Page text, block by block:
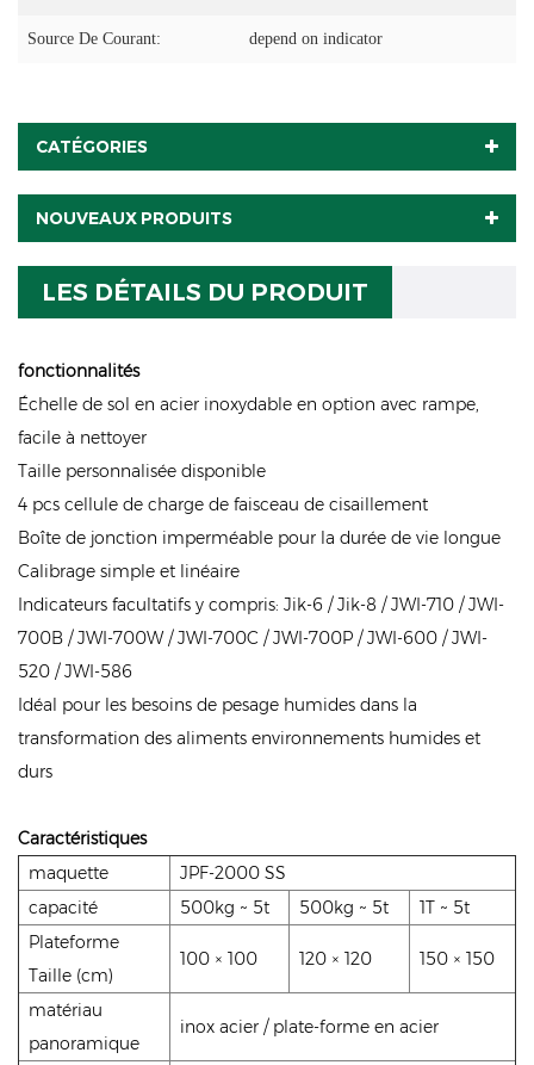
Source De Courant: depend on indicator
CATÉGORIES
NOUVEAUX PRODUITS
LES DÉTAILS DU PRODUIT
fonctionnalités
Échelle de sol en acier inoxydable en option avec rampe,
facile à nettoyer
Taille personnalisée disponible
4 pcs cellule de charge de faisceau de cisaillement
Boîte de jonction imperméable pour la durée de vie longue
Calibrage simple et linéaire
Indicateurs facultatifs y compris: Jik-6 / Jik-8 / JWI-710 / JWI-
700B / JWI-700W / JWI-700C / JWI-700P / JWI-600 / JWI-
520 / JWI-586
Idéal pour les besoins de pesage humides dans la
transformation des aliments environnements humides et
durs
Caractéristiques
maquette
JPF-2000 SS
capacité
500kg ~ 5t 500kg ~ 5t
1T ~ 5t
Plateforme
Taille (cm)
100 × 100 120 × 120 150 × 150
matériau
panoramique
inox acier / plate-forme en acier